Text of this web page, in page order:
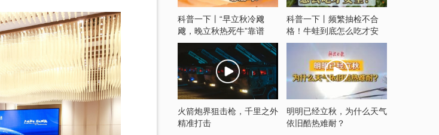
科普一下丨“早立秋冷飕
飕，晚立秋热死牛”靠谱
吗？
科普一下丨频繁抽检不合
格！牛蛙到底怎么吃才安
全？
火箭炮界狙击枪，千里之外
精准打击
明明已经立秋，为什么天气
依旧酷热难耐？